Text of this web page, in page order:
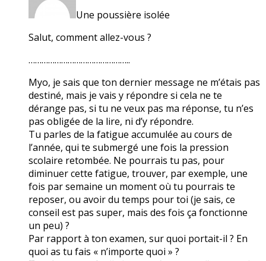
Une poussière isolée
Salut, comment allez-vous ?
………………………………………..
Myo, je sais que ton dernier message ne m’étais pas
destiné, mais je vais y répondre si cela ne te
dérange pas, si tu ne veux pas ma réponse, tu n’es
pas obligée de la lire, ni d’y répondre.
Tu parles de la fatigue accumulée au cours de
l’année, qui te submergé une fois la pression
scolaire retombée. Ne pourrais tu pas, pour
diminuer cette fatigue, trouver, par exemple, une
fois par semaine un moment où tu pourrais te
reposer, ou avoir du temps pour toi (je sais, ce
conseil est pas super, mais des fois ça fonctionne
un peu) ?
Par rapport à ton examen, sur quoi portait-il ? En
quoi as tu fais « n’importe quoi » ?